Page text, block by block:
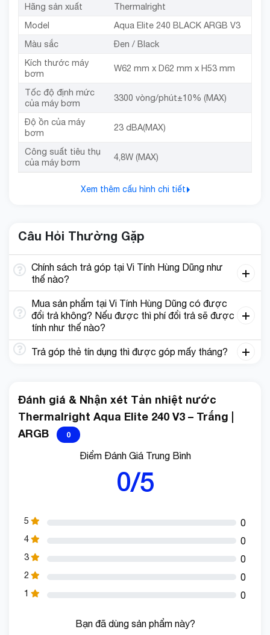
Hãng sản xuất
Thermalright
Model
Aqua Elite 240 BLACK ARGB V3
Màu sắc
Đen / Black
Kích thước máy
bơm
W62 mm x D62 mm x H53 mm
Tốc độ định mức
của máy bơm
3300 vòng/phút±10% (MAX)
Độ ồn của máy
bơm
23 dBA(MAX)
Công suất tiêu thụ
của máy bơm
4,8W (MAX)
Xem thêm cấu hình chi tiết
Câu Hỏi Thường Gặp
Chính sách trả góp tại Vi Tính Hùng Dũng như
thế nào?
Mua sản phẩm tại Vi Tính Hùng Dũng có được
đổi trả không? Nếu được thì phí đổi trả sẽ được
tính như thế nào?
Trả góp thẻ tín dụng thì được góp mấy tháng?
Đánh giá & Nhận xét Tản nhiệt nước
Thermalright Aqua Elite 240 V3 – Trắng |
ARGB
0
Điểm Đánh Giá Trung Bình
0/5
5 0
4 0
3 0
2 0
1 0
Bạn đã dùng sản phẩm này?